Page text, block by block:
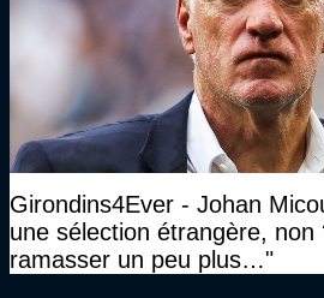
Girondins4Ever - Johan
une sélection étrangère, non
ramasser un peu plus…"